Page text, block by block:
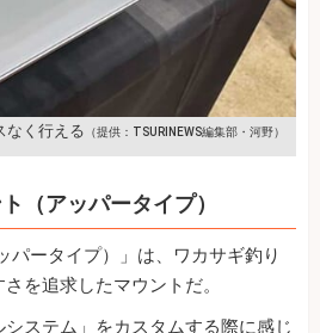
なく行える （提供：TSURINEWS編集部・河野）
（アッパータイプ）
パータイプ）」は、ワカサギ釣り
を追求したマウントだ。
ステム」をカスタムする際に感じ